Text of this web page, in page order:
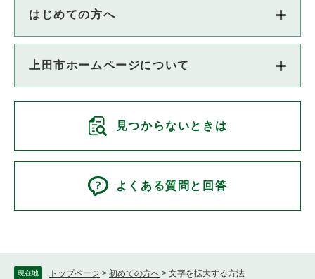
現在地 トップページ > 初めての方へ > 文字を拡大する方法
はじめての方へ
上田市ホームページについて
見つからないときは
よくある質問と回答